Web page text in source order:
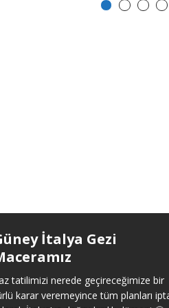
İtalya Gezi
tatilimizi nerede geçireceğimize bir
karar veremeyince tüm planları